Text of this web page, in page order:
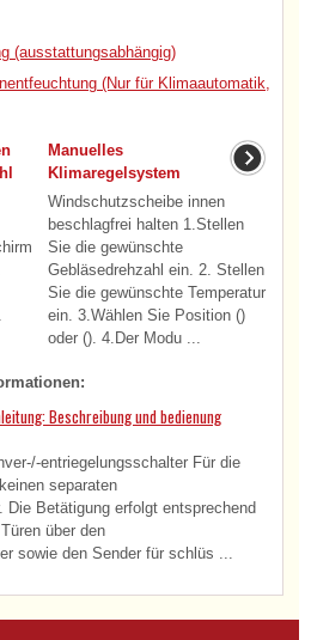
(ausstattungsabhängig)
(Nur für Klimaautomatik,
Manuelles
Klimaregelsystem
Windschutzscheibe innen
beschlagfrei halten 1.Stellen
Sie die gewünschte
Gebläsedrehzahl ein. 2. Stellen
Sie die gewünschte Temperatur
ein. 3.Wählen Sie Position ()
oder (). 4.Der Modu ...
Beschreibung und bedienung
entriegelungsschalter Für die
separaten
Die Betätigung erfolgt entsprechend
über den
sowie den Sender für schlüs ...